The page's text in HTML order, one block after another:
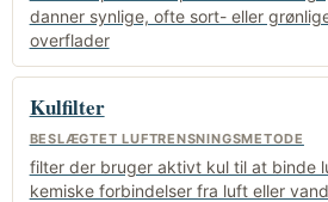
danner synlige, ofte sort- eller
overflader
Kulfilter
BESLÆGTET LUFTRENSNINGSMETODE
filter der bruger aktivt kul til at binde
kemiske forbindelser fra luft eller vand